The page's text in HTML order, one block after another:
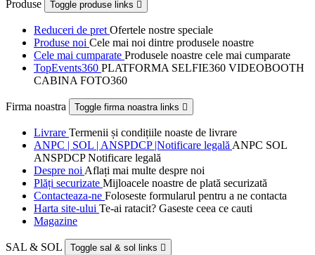
Produse Toggle produse links 
Reduceri de pret Ofertele nostre speciale
Produse noi Cele mai noi dintre produsele noastre
Cele mai cumparate Produsele noastre cele mai cumparate
TopEvents360 PLATFORMA SELFIE360 VIDEOBOOTH
CABINA FOTO360
Firma noastra Toggle firma noastra links 
Livrare Termenii și condițiile noaste de livrare
ANPC | SOL | ANSPDCP |Notificare legală ANPC SOL
ANSPDCP Notificare legală
Despre noi Aflați mai multe despre noi
Plăți securizate Mijloacele noastre de plată securizată
Contacteaza-ne Foloseste formularul pentru a ne contacta
Harta site-ului Te-ai ratacit? Gaseste ceea ce cauti
Magazine
SAL & SOL Toggle sal & sol links 